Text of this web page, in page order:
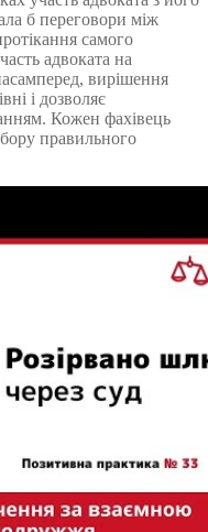
б переговори між
самого
адвоката на
вирішення
і дозволяє
Кожен фахівець
правильного